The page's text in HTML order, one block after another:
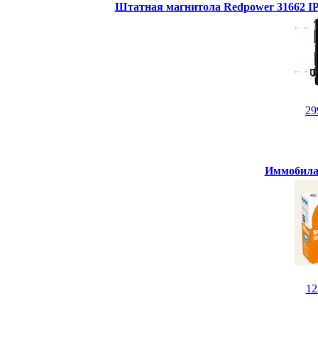
Штатная магнитола Redpower 31662